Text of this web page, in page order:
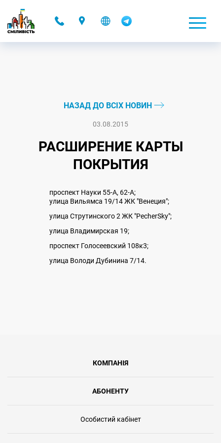
НАЗАД ДО ВСІХ НОВИН
03.08.2015
РАСШИРЕНИЕ КАРТЫ
ПОКРЫТИЯ
проспект Науки 55-А, 62-А;
улица Вильямса 19/14 ЖК "Венеция";
улица Струтинского 2 ЖК "PecherSky";
улица Владимирская 19;
проспект Голосеевский 108к3;
улица Володи Дубинина 7/14.
КОМПАНІЯ
АБОНЕНТУ
Особистий кабінет